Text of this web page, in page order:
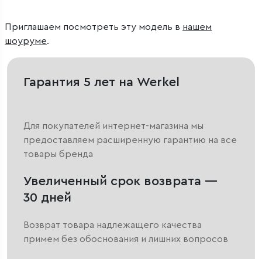
Приглашаем посмотреть эту модель в нашем
шоуруме.
Гарантия 5 лет на Werkel
Для покупателей интернет-магазина мы
предоставляем расширенную гарантию на все
товары бренда
Увеличенный срок возврата —
30 дней
Возврат товара надлежащего качества
примем без обоснования и лишних вопросов